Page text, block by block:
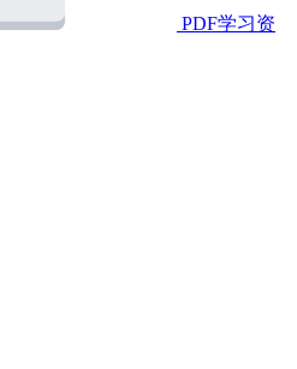
PDF学习资